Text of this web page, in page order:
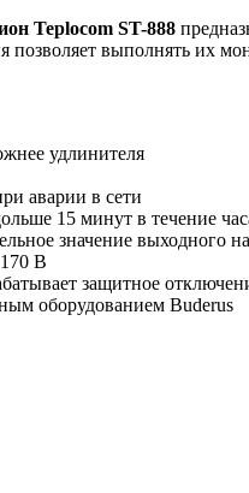
Teplocom ST-888
выполнять их
удлинителя
аварии в сети
15 минут в течение
значение
В
защитное
оборудованием Buderus